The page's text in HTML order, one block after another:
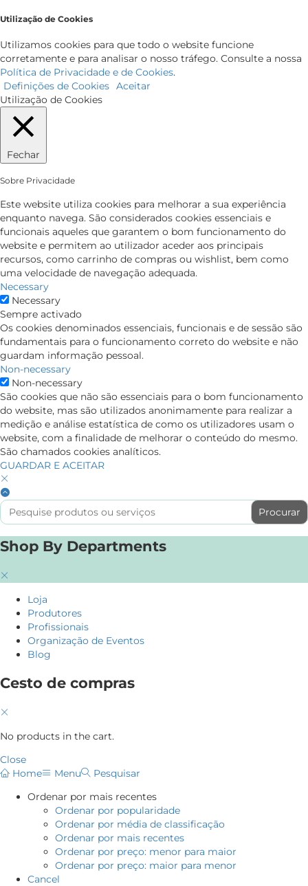
Utilização de Cookies
Utilizamos cookies para que todo o website funcione
corretamente e para analisar o nosso tráfego. Consulte a nossa
Política de Privacidade e de Cookies.
Definições de Cookies Aceitar
Utilização de Cookies
Fechar
Sobre Privacidade
Este website utiliza cookies para melhorar a sua experiência
enquanto navega. São considerados cookies essenciais e
funcionais aqueles que garantem o bom funcionamento do
website e permitem ao utilizador aceder aos principais
recursos, como carrinho de compras ou wishlist, bem como
uma velocidade de navegação adequada.
Necessary
Necessary
Sempre activado
Os cookies denominados essenciais, funcionais e de sessão são
fundamentais para o funcionamento correto do website e não
guardam informação pessoal.
Non-necessary
Non-necessary
São cookies que não são essenciais para o bom funcionamento
do website, mas são utilizados anonimamente para realizar a
medição e análise estatística de como os utilizadores usam o
website, com a finalidade de melhorar o conteúdo do mesmo.
São chamados cookies analíticos.
GUARDAR E ACEITAR
Search
for:
Shop By Departments
Loja
Produtores
Profissionais
Organização de Eventos
Blog
Cesto de compras
No products in the cart.
Close
Home
Menu
Pesquisar
Ordenar por mais recentes
Ordenar por popularidade
Ordenar por média de classificação
Ordenar por mais recentes
Ordenar por preço: menor para maior
Ordenar por preço: maior para menor
Cancel